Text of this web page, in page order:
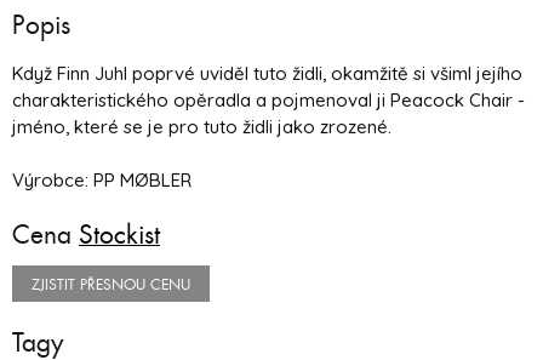
Popis
Když Finn Juhl poprvé uviděl tuto židli, okamžitě si všiml jejího
charakteristického opěradla a pojmenoval ji Peacock Chair -
jméno, které se je pro tuto židli jako zrozené.
Výrobce: PP MØBLER
Cena Stockist
ZJISTIT PŘESNOU CENU
Tagy